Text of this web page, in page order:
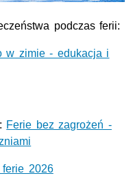
podczas ferii:
w zimie - edukacja i
Ferie bez zagrożeń -
ferie 2026